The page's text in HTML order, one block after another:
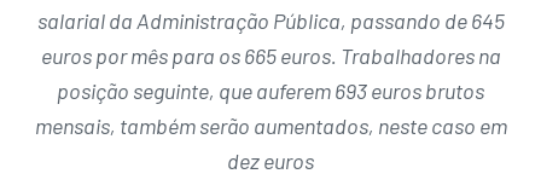
salarial da Administração Pública, passando de 645
euros por mês para os 665 euros. Trabalhadores na
posição seguinte, que auferem 693 euros brutos
mensais, também serão aumentados, neste caso em
dez euros